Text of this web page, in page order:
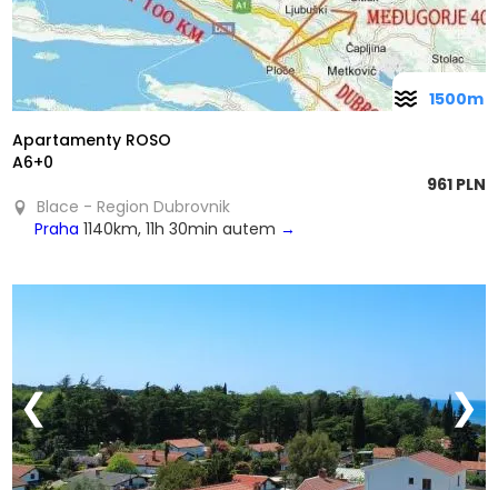
Apartamenty ROSO
A6+0
961 PLN
Blace - Region Dubrovnik
Praha 1140km, 11h 30min autem →
1500m
❮ ❯